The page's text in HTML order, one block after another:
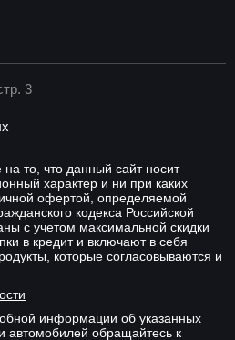
3
то, что данный сайт носит
характер и ни при каких
офертой, определяемой
кодекса Российской
с учетом максимальной скидки
в кредит и включают в себя
которые согласовываются и
информации об указанных
автомобилей обращайтесь к